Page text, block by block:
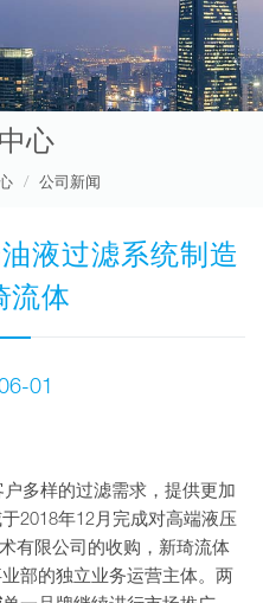
心
公司新闻
液过滤系统制造
流体
01
多样的过滤需求，提供更加
2018年12月完成对高端液压
有限公司的收购，新琦流体
部的独立业务运营主体。两